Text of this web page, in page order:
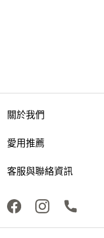
關於我們
愛用推薦
客服與聯絡資訊